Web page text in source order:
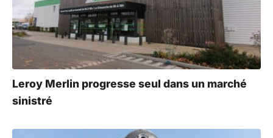
Leroy Merlin progresse seul dans un marché
sinistré